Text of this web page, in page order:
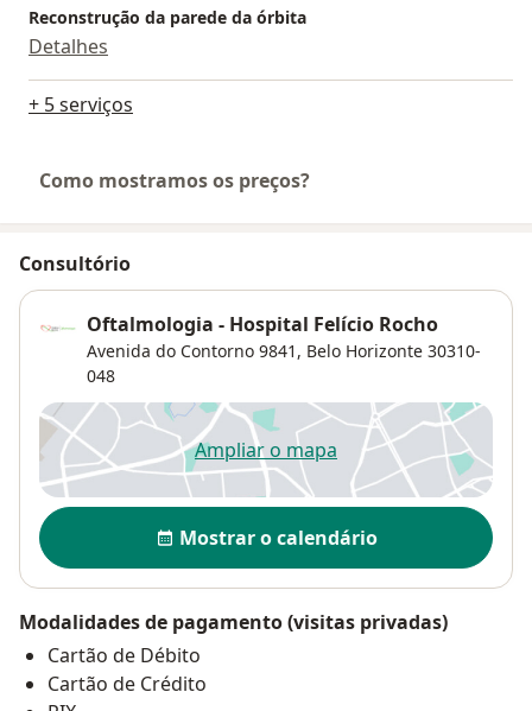
Reconstrução da parede da órbita
Detalhes
+ 5 serviços
Como mostramos os preços?
Consultório
Oftalmologia - Hospital Felício Rocho
Avenida do Contorno 9841, Belo Horizonte 30310-
048
Ampliar o mapaabre num novo separador
Disponibilidade
Mostrar o calendário
Modalidades de pagamento (visitas privadas)
Cartão de Débito
Cartão de Crédito